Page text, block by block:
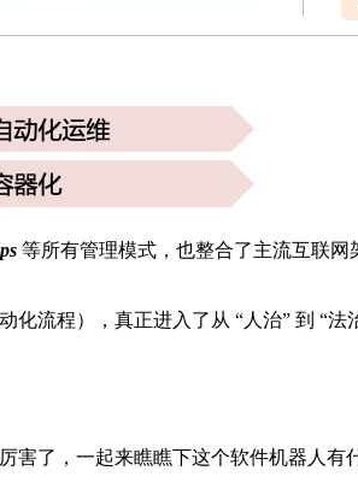
等所有管理模式，也整合了主流互联
流程），真正进入了从 “人治” 到 “
了，一起来瞧瞧下这个软件机器人有